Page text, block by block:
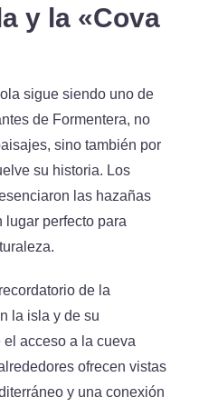
y la «Cova
sigue siendo uno de
de Formentera, no
sino también por
su historia. Los
las hazañas
lugar perfecto para
de la
la isla y de su
acceso a la cueva
ofrecen vistas
y una conexión